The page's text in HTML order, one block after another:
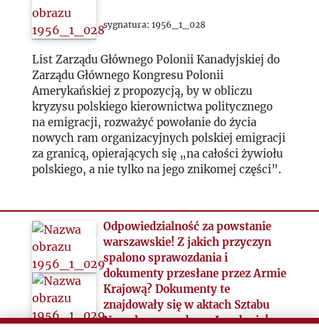
sygnatura: 1956_1_028
List Zarządu Głównego Polonii Kanadyjskiej do
Zarządu Głównego Kongresu Polonii
Amerykańskiej z propozycją, by w obliczu
kryzysu polskiego kierownictwa politycznego
na emigracji, rozważyć powołanie do życia
nowych ram organizacyjnych polskiej emigracji
za granicą, opierających się „na całości żywiołu
polskiego, a nie tylko na jego znikomej części”.
Odpowiedzialność za powstanie
warszawskie! Z jakich przyczyn
spalono sprawozdania i
dokumenty przesłane przez Armie
Krajową? Dokumenty te
znajdowały się w aktach Sztabu
Naczelnego wodza w Londynie!